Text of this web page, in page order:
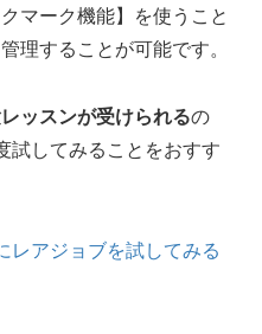
マーク機能】を使うこと
理することが可能です。
ッスンが受けられるの
試してみることをおすす
レアジョブを試してみる